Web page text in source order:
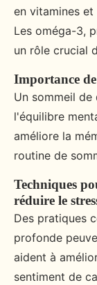
en vitamines et
Les oméga-3,
un rôle crucial
Importance
Un sommeil
l'équilibre
améliore la
routine de
Techniques
réduire le
Des pratiques
profonde
aident à
sentiment de